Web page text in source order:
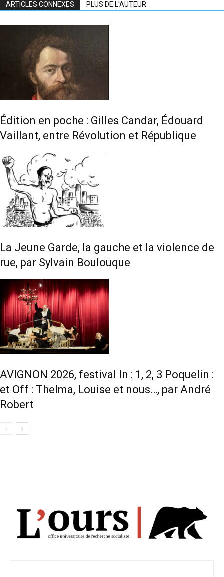
ARTICLES CONNEXES PLUS DE L'AUTEUR
Édition en poche : Gilles Candar, Édouard
Vaillant, entre Révolution et République
La Jeune Garde, la gauche et la violence de
rue, par Sylvain Boulouque
AVIGNON 2026, festival In : 1, 2, 3 Poquelin :
et Off : Thelma, Louise et nous…, par André
Robert